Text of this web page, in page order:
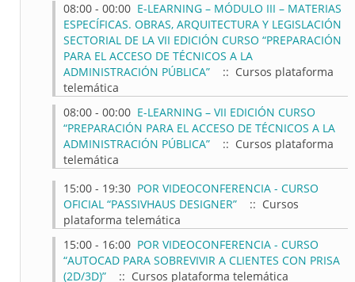
08:00 - 00:00 E-LEARNING – MÓDULO III – MATERIAS
ESPECÍFICAS. OBRAS, ARQUITECTURA Y LEGISLACIÓN
SECTORIAL DE LA VII EDICIÓN CURSO “PREPARACIÓN
PARA EL ACCESO DE TÉCNICOS A LA
ADMINISTRACIÓN PÚBLICA”
:: Cursos plataforma
telemática
08:00 - 00:00 E-LEARNING – VII EDICIÓN CURSO
“PREPARACIÓN PARA EL ACCESO DE TÉCNICOS A LA
ADMINISTRACIÓN PÚBLICA”
:: Cursos plataforma
telemática
15:00 - 19:30 POR VIDEOCONFERENCIA - CURSO
OFICIAL “PASSIVHAUS DESIGNER”
:: Cursos
plataforma telemática
15:00 - 16:00 POR VIDEOCONFERENCIA - CURSO
“AUTOCAD PARA SOBREVIVIR A CLIENTES CON PRISA
(2D/3D)”
:: Cursos plataforma telemática